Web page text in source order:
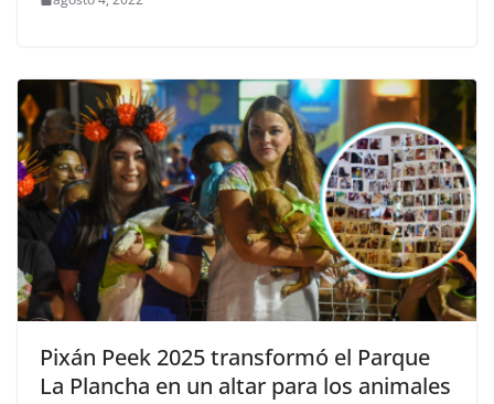
Pixán Peek 2025 transformó el Parque
La Plancha en un altar para los animales